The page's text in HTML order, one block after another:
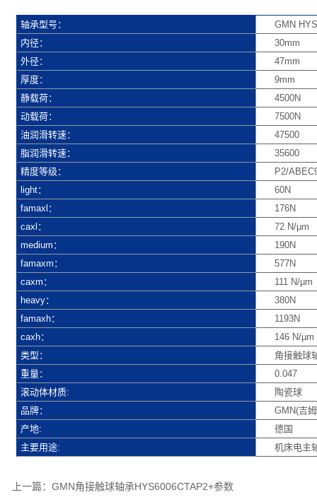
轴承型号：
内径：
外径：
厚度：
静载荷：
动载荷：
油润滑转速：
脂润滑转速：
精度等级：
light：
famaxl：
caxl：
medium：
famaxm：
caxm：
heavy：
famaxh：
caxh：
类型：
重量：
滚动体材质:
品牌：
产地:
主要用途:
GMN
30mm
47mm
9mm
4500N
7500N
47500
35600
P2/
60N
176N
72 N/µm
190N
577N
111 N/µm
380N
1193N
146 N/µm
角接触球
0.047
陶瓷球
GMN(吉
德国
机床电主
上一篇： GMN角接触球轴承HYS6006CTAP2+参数